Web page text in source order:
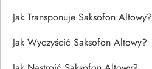
Jak Transponuje Saksofon Altowy?
Jak Wyczyścić Saksofon Altowy?